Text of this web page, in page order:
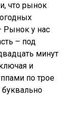
что рынок
Рынок у нас
– под
минут
и
по трое